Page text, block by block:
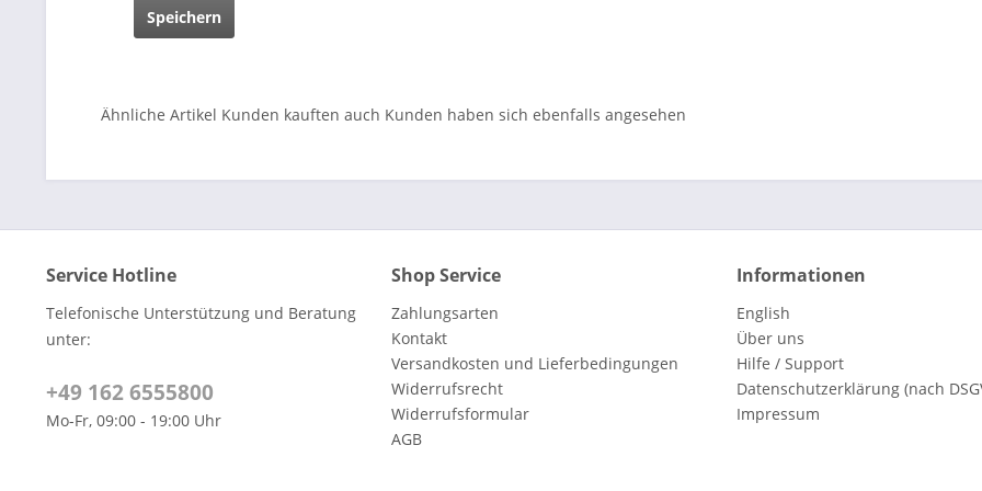
Speichern
Ähnliche Artikel Kunden kauften auch Kunden haben sich ebenfalls angesehen
Service Hotline
Telefonische Unterstützung und Beratung
unter:
+49 162 6555800
Mo-Fr, 09:00 - 19:00 Uhr
Shop Service
Zahlungsarten
Kontakt
Versandkosten und Lieferbedingungen
Widerrufsrecht
Widerrufsformular
AGB
Informationen
English
Über uns
Hilfe / Support
Datenschutzerklärung (nach
Impressum